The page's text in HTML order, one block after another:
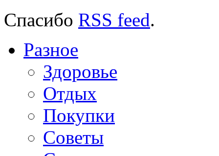
Спасибо RSS feed.
Разное
Здоровье
Отдых
Покупки
Советы